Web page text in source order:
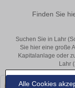
Alle Cookies
Finden Sie
Suchen Sie in Lahr
Sie hier eine große
Kapitalanlage oder
Lahr